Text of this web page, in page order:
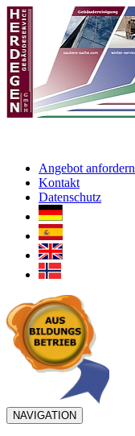
Angebot anfordern
Kontakt
Datenschutz
NAVIGATION